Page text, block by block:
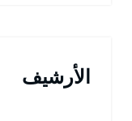
الأرشيف